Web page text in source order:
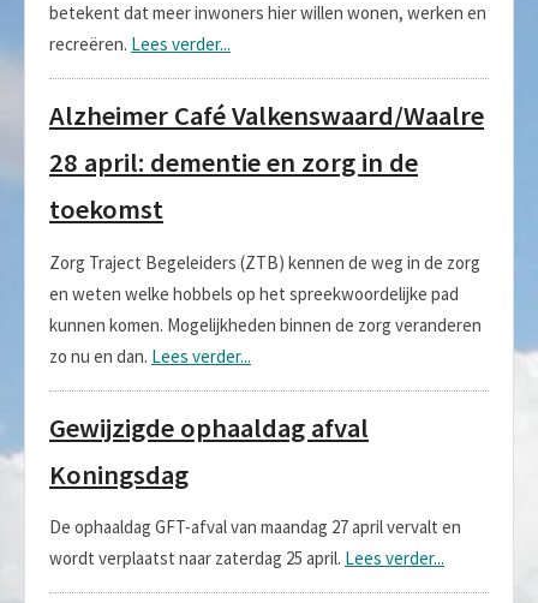
betekent dat meer inwoners hier willen wonen, werken en
recreëren. Lees verder...
Alzheimer Café Valkenswaard/Waalre
28 april: dementie en zorg in de
toekomst
Zorg Traject Begeleiders (ZTB) kennen de weg in de zorg
en weten welke hobbels op het spreekwoordelijke pad
kunnen komen. Mogelijkheden binnen de zorg veranderen
zo nu en dan. Lees verder...
Gewijzigde ophaaldag afval
Koningsdag
De ophaaldag GFT-afval van maandag 27 april vervalt en
wordt verplaatst naar zaterdag 25 april. Lees verder...